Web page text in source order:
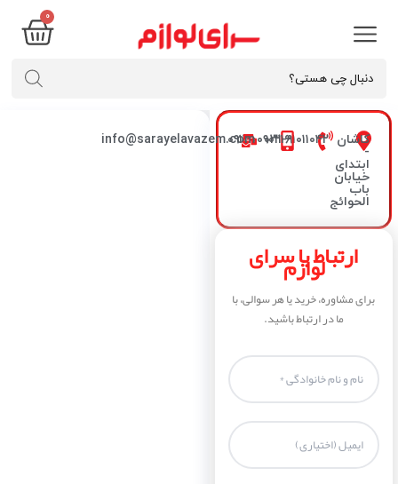
0
کاشان
-
ابتدای
خیابان
باب
الحوائج
۰۳۱-۹۱۰۱۱۰۴۲۰۹۱۳۰۰۹۰۲۱۶info@sarayelavazem.com
ارتباط با سرای
لوازم
برای مشاوره، خرید یا هر سوالی، با
ما در ارتباط باشید.